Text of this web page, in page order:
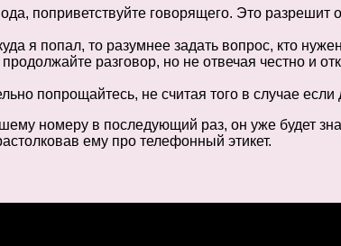
поприветствуйте говорящего. Это
я попал, то разумнее задать вопрос, кто
разговор, но не отвечая честно и
попрощайтесь, не считая того в случае если
номеру в последующий раз, он уже будет
ему про телефонный этикет.